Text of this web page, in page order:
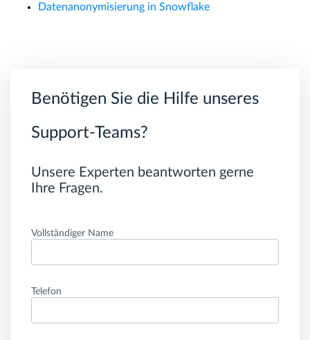
Datenanonymisierung in Snowflake
Benötigen Sie die Hilfe unseres
Support-Teams?
Unsere Experten beantworten gerne
Ihre Fragen.
Vollständiger Name
Telefon